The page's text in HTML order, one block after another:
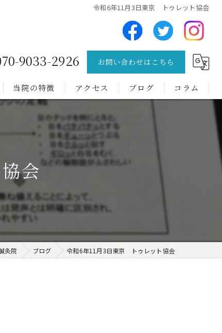
令和6年11月3日東京 トゥレット協会
9033-2926 お問い合わせはこちら
当院の特徴
チック症
トゥレット症候群
難病
肩こり
腰痛
アクセス ブログ コラム
会
灸院 ブログ 令和6年11月3日東京 トゥレット協会